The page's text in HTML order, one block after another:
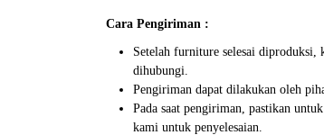
Cara Pengiriman :
Setelah furniture selesai diproduksi,
dihubungi.
Pengiriman dapat dilakukan oleh
Pada saat pengiriman, pastikan
kami untuk penyelesaian.